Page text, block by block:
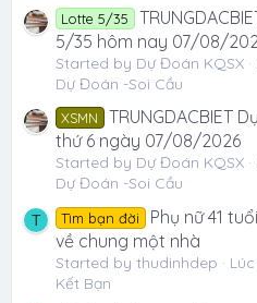
Lotte 5/35
5/35 hôm nay 07/08/
Started by Dự Đoán KQSX
Dự Đoán -Soi Cầu
XSMN
TRUNGDACBIET
thứ 6 ngày 07/08/2026
Started by Dự Đoán KQSX
Dự Đoán -Soi Cầu
T Tìm bạn đời
Phụ nữ 41
về chung một nhà
Started by thudinhdep
Kết Bạn